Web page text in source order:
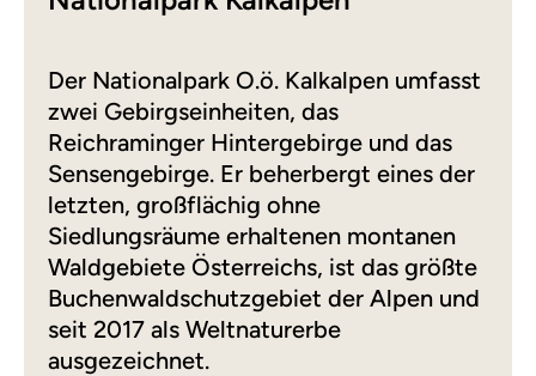
Der Nationalpark O.ö. Kalkalpen umfasst
zwei Gebirgseinheiten, das
Reichraminger Hintergebirge und das
Sensengebirge. Er beherbergt eines der
letzten, großflächig ohne
Siedlungsräume erhaltenen montanen
Waldgebiete Österreichs, ist das größte
Buchenwaldschutzgebiet der Alpen und
seit 2017 als Weltnaturerbe
ausgezeichnet.